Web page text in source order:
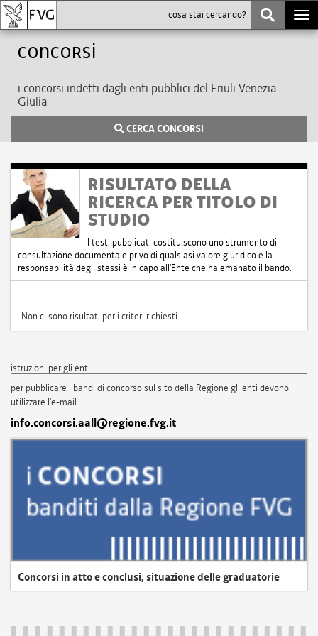
Concorsi
i concorsi indetti dagli enti pubblici del Friuli Venezia
Giulia
CERCA CONCORSI
RISULTATO DELLA
RICERCA PER TITOLO DI
STUDIO
I testi pubblicati costituiscono uno strumento di
consultazione documentale privo di qualsiasi valore giuridico e la
responsabilità degli stessi è in capo all'Ente che ha emanato il bando.
Non ci sono risultati per i criteri richiesti.
istruzioni per gli enti
per pubblicare i bandi di concorso sul sito della Regione gli enti devono
utilizzare l'e-mail
info.concorsi.aall@regione.fvg.it
Concorsi in atto e conclusi, situazione delle graduatorie